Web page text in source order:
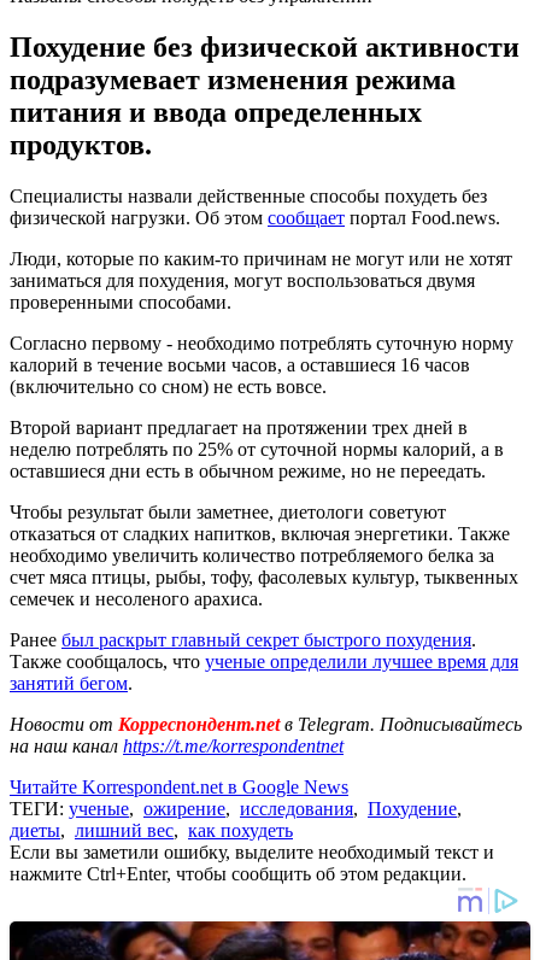
Похудение без физической активности
подразумевает изменения режима
питания и ввода определенных
продуктов.
Специалисты назвали действенные способы похудеть без
физической нагрузки. Об этом сообщает портал Food.news.
Люди, которые по каким-то причинам не могут или не хотят
заниматься для похудения, могут воспользоваться двумя
проверенными способами.
Согласно первому - необходимо потреблять суточную норму
калорий в течение восьми часов, а оставшиеся 16 часов
(включительно со сном) не есть вовсе.
Второй вариант предлагает на протяжении трех дней в
неделю потреблять по 25% от суточной нормы калорий, а в
оставшиеся дни есть в обычном режиме, но не переедать.
Чтобы результат были заметнее, диетологи советуют
отказаться от сладких напитков, включая энергетики. Также
необходимо увеличить количество потребляемого белка за
счет мяса птицы, рыбы, тофу, фасолевых культур, тыквенных
семечек и несоленого арахиса.
Ранее был раскрыт главный секрет быстрого похудения.
Также сообщалось, что ученые определили лучшее время для
занятий бегом.
Новости от Корреспондент.netв Telegram. Подписывайтесь
на наш канал https://t.me/korrespondentnet
Читайте Korrespondent.net в Google News
ТЕГИ: ученые, ожирение, исследования, Похудение,
диеты, лишний вес, как похудеть
Если вы заметили ошибку, выделите необходимый текст и
нажмите Ctrl+Enter, чтобы сообщить об этом редакции.